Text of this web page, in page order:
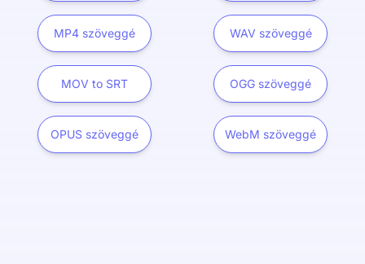
MP4 szöveggé WAV szöveggé
MOV to SRT OGG szöveggé
OPUS szöveggé WebM szöveggé